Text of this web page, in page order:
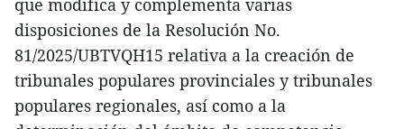
que modifica y complementa varias
disposiciones de la Resolución No.
81/2025/UBTVQH15 relativa a la creación de
tribunales populares provinciales y tribunales
populares regionales, así como a la